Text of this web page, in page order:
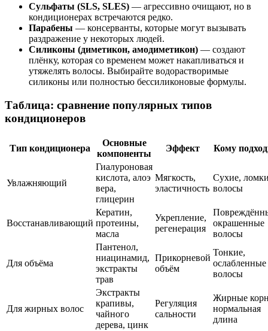
Сульфаты (SLS, SLES) — агрессивно очищают, но в
кондиционерах встречаются редко.
Парабены — консерванты, которые могут вызывать
раздражение у некоторых людей.
Силиконы (диметикон, амодиметикон) — создают
плёнку, которая со временем может накапливаться и
утяжелять волосы. Выбирайте водорастворимые
силиконы или полностью бессиликоновые формулы.
Таблица: сравнение популярных типов
кондиционеров
Тип кондиционера
Основные
компоненты
Эффект Кому
Увлажняющий
Гиалуроновая
кислота, алоэ
вера,
глицерин
Мягкость,
эластичность
Сухие,
волосы
Восстанавливающий
Кератин,
протеины,
масла
Укрепление,
регенерация
окрашенные
волосы
Для объёма
Пантенол,
ниацинамид,
экстракты
трав
Прикорневой
объём
Тонкие,
ослабленные
волосы
Для жирных волос
Экстракты
крапивы,
чайного
дерева, цинк
Регуляция
сальности
Жирные
нормальная
длина